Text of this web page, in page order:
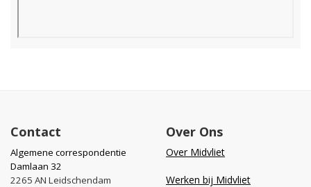
Contact
Algemene correspondentie
Damlaan 32
2265 AN Leidschendam
Over Ons
Over Midvliet
Werken bij Midvliet